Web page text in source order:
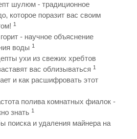
шулюм - традиционное
которое поразит вас своим
1
- научное объяснение
воды 1
ухи из свежих хребтов
вас облизываться 1
и как расшифровать этот
полива комнатных фиалок -
знать 1
поиска и удаления майнера на